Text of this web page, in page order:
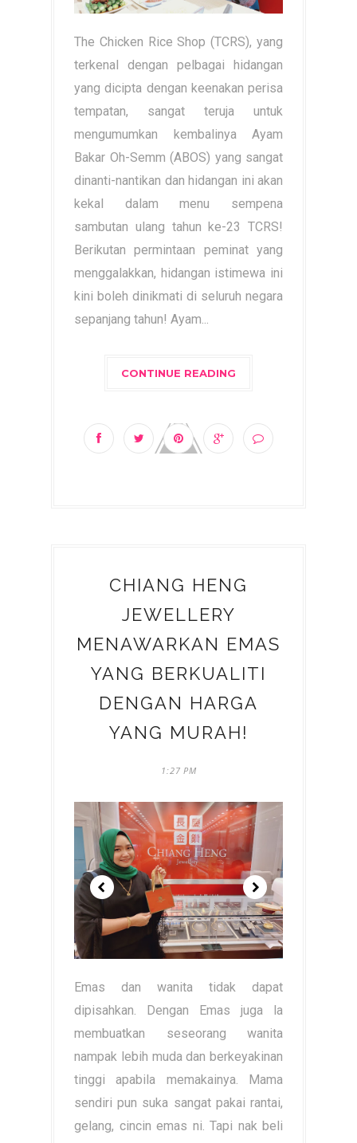
The Chicken Rice Shop (TCRS), yang
terkenal dengan pelbagai hidangan
yang dicipta dengan keenakan perisa
tempatan, sangat teruja untuk
mengumumkan kembalinya Ayam
Bakar Oh-Semm (ABOS) yang sangat
dinanti-nantikan dan hidangan ini akan
kekal dalam menu sempena
sambutan ulang tahun ke-23 TCRS!
Berikutan permintaan peminat yang
menggalakkan, hidangan istimewa ini
kini boleh dinikmati di seluruh negara
sepanjang tahun! Ayam...
CONTINUE READING
CHIANG HENG
JEWELLERY
MENAWARKAN EMAS
YANG BERKUALITI
DENGAN HARGA
YANG MURAH!
1:27 PM
Emas dan wanita tidak dapat
dipisahkan. Dengan Emas juga la
membuatkan seseorang wanita
nampak lebih muda dan berkeyakinan
tinggi apabila memakainya. Mama
sendiri pun suka sangat pakai rantai,
gelang, cincin emas ni. Tapi nak beli